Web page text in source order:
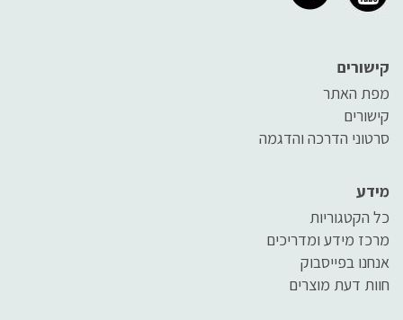
קישורים
מפת האתר
קישורים
סרטוני הדרכה והדגמה
מידע
כל הקטגוריות
מרכז מידע ומדריכים
אנחנו בפייסבוק
חוות דעת מוצרים